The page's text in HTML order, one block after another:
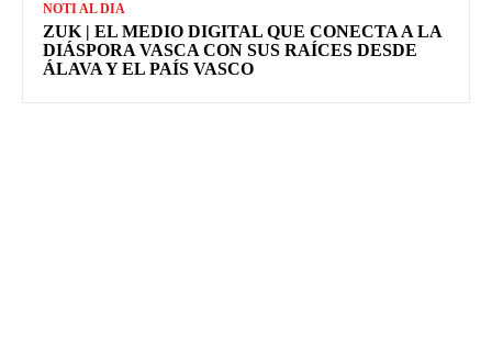
NOTI AL DIA
ZUK | EL MEDIO DIGITAL QUE CONECTA A LA
DIÁSPORA VASCA CON SUS RAÍCES DESDE
ÁLAVA Y EL PAÍS VASCO